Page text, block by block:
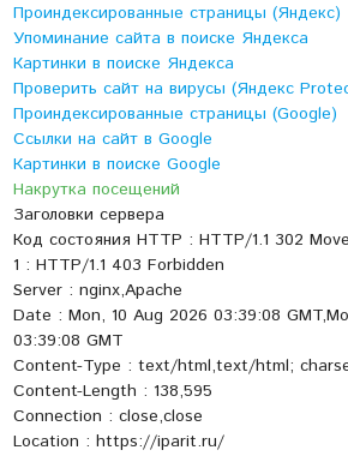
Проиндексированные страницы (Яндекс)
Упоминание сайта в поиске Яндекса
Картинки в поиске Яндекса
Проверить сайт на вирусы (Яндекс
Проиндексированные страницы (Google)
Ссылки на сайт в Google
Картинки в поиске Google
Накрутка посещений
Заголовки сервера
Код состояния HTTP : HTTP/1.1 302
1 : HTTP/1.1 403 Forbidden
Server : nginx,Apache
Date : Mon, 10 Aug 2026 03:39:08
03:39:08 GMT
Content-Type : text/html,text/html;
Content-Length : 138,595
Connection : close,close
Location : https://iparit.ru/